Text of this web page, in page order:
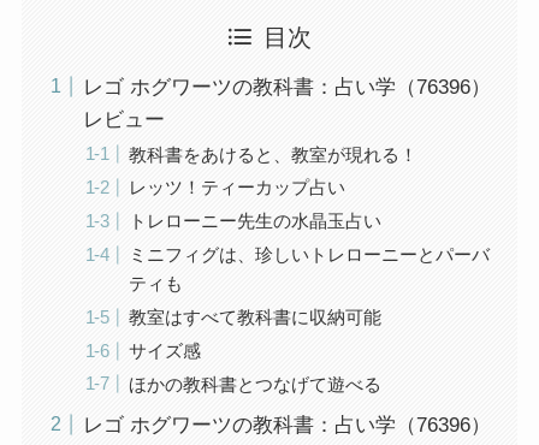
目次
レゴ ホグワーツの教科書：占い学（76396）
レビュー
教科書をあけると、教室が現れる！
レッツ！ティーカップ占い
トレローニー先生の水晶玉占い
ミニフィグは、珍しいトレローニーとパーバ
ティも
教室はすべて教科書に収納可能
サイズ感
ほかの教科書とつなげて遊べる
レゴ ホグワーツの教科書：占い学（76396）